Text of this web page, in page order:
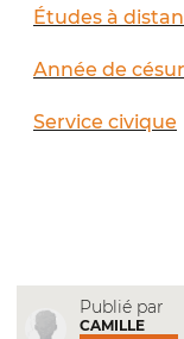
Études à
Année de
Service civique
Publié par
CAMILLE